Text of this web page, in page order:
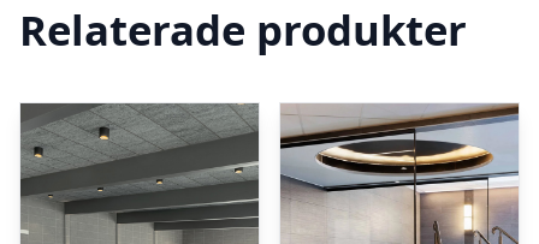
Relaterade produkter